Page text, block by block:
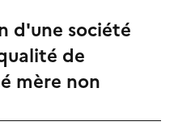
d'une société
de
mère non